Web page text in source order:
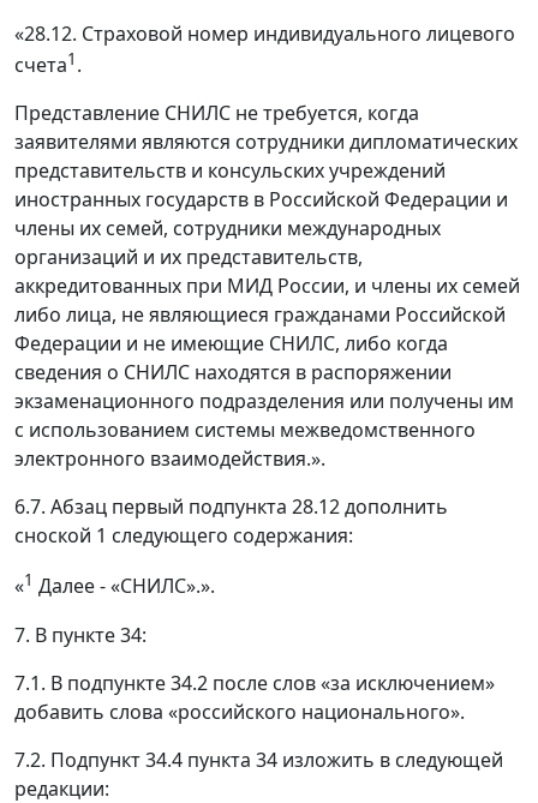
«28.12. Страховой номер индивидуального лицевого
счета1 .
Представление СНИЛС не требуется, когда
заявителями являются сотрудники дипломатических
представительств и консульских учреждений
иностранных государств в Российской Федерации и
члены их семей, сотрудники международных
организаций и их представительств,
аккредитованных при МИД России, и члены их семей
либо лица, не являющиеся гражданами Российской
Федерации и не имеющие СНИЛС, либо когда
сведения о СНИЛС находятся в распоряжении
экзаменационного подразделения или получены им
с использованием системы межведомственного
электронного взаимодействия.».
6.7. Абзац первый подпункта 28.12 дополнить
сноской 1 следующего содержания:
«1 Далее - «СНИЛС».».
7. В пункте 34:
7.1. В подпункте 34.2 после слов «за исключением»
добавить слова «российского национального».
7.2. Подпункт 34.4 пункта 34 изложить в следующей
редакции: